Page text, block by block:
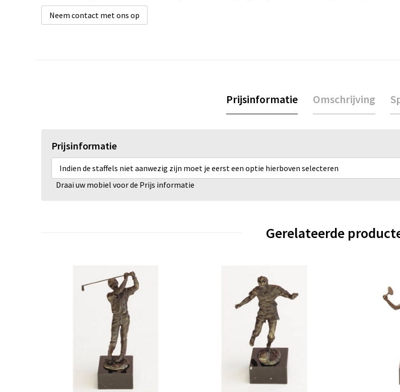
Neem contact met ons op
Prijsinformatie Omschrijving
Prijsinformatie
Indien de staffels niet aanwezig zijn moet je eerst een optie hierboven selecteren
Draai uw mobiel voor de Prijs informatie
Gerelateerde